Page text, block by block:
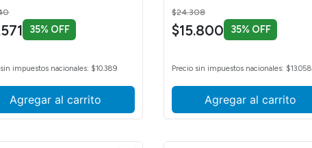
from
to
35% OFF
impuestos nacionales: $10.389
Agregar al carrito
Price reduced from
$24.308to
$15.800 35% OFF
Precio sin impuestos nacionales: $13.058
Agregar al carrito